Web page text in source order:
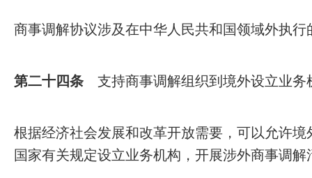
商事调解协议涉及在中华人民共和国领域外执
第二十四条 支持商事调解组织到境外设立业务
根据经济社会发展和改革开放需要，可以允许
国家有关规定设立业务机构，开展涉外商事调解